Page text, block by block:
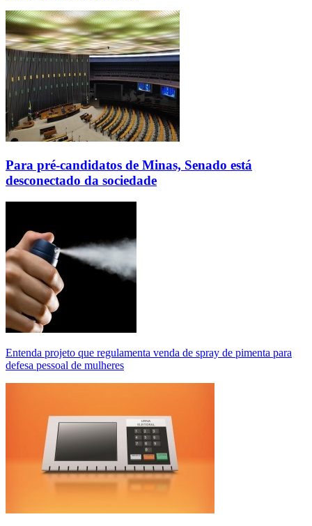
Para pré-candidatos de Minas, Senado está
desconectado da sociedade
Entenda projeto que regulamenta venda de spray de pimenta para
defesa pessoal de mulheres